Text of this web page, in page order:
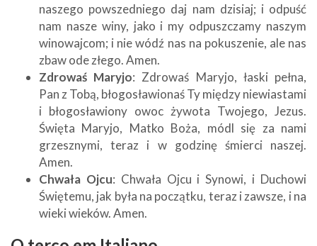
naszego powszedniego daj nam dzisiaj; i odpuść
nam nasze winy, jako i my odpuszczamy naszym
winowajcom; i nie wódź nas na pokuszenie, ale nas
zbaw ode złego. Amen.
Zdrowaś Maryjo: Zdrowaś Maryjo, łaski pełna,
Pan z Tobą, błogosławionaś Ty między niewiastami
i błogosławiony owoc żywota Twojego, Jezus.
Święta Maryjo, Matko Boża, módl się za nami
grzesznymi, teraz i w godzinę śmierci naszej.
Amen.
Chwała Ojcu: Chwała Ojcu i Synowi, i Duchowi
Świętemu, jak była na początku, teraz i zawsze, i na
wieki wieków. Amen.